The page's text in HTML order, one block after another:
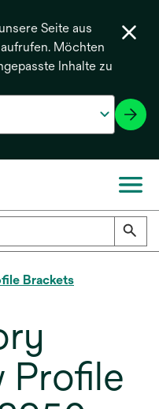
Seite aus
Möchten
Inhalte zu
Brackets
Profile